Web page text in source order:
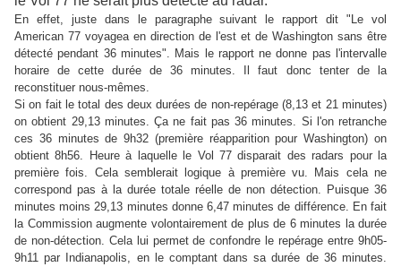
En effet, juste dans le paragraphe suivant le rapport dit "Le vol
American 77 voyagea en direction de l'est et de Washington sans être
détecté pendant 36 minutes". Mais le rapport ne donne pas l'intervalle
horaire de cette durée de 36 minutes. Il faut donc tenter de la
reconstituer nous-mêmes.
Si on fait le total des deux durées de non-repérage (8,13 et 21 minutes)
on obtient 29,13 minutes. Ça ne fait pas 36 minutes. Si l'on retranche
ces 36 minutes de 9h32 (première réapparition pour Washington) on
obtient 8h56. Heure à laquelle le Vol 77 disparait des radars pour la
première fois. Cela semblerait logique à première vu. Mais cela ne
correspond pas à la durée totale réelle de non détection. Puisque 36
minutes moins 29,13 minutes donne 6,47 minutes de différence. En fait
la Commission augmente volontairement de plus de 6 minutes la durée
de non-détection. Cela lui permet de confondre le repérage entre 9h05-
9h11 par Indianapolis, en le comptant dans sa durée de 36 minutes.